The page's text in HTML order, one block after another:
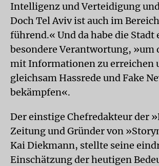
Intelligenz und Verteidigung
Doch Tel Aviv ist auch im
führend.« Und da habe die Stadt
besondere Verantwortung, »um
mit Informationen zu erreichen
gleichsam Hassrede und Fake
bekämpfen«.
Der einstige Chefredakteur der
Zeitung und Gründer von
Kai Diekmann, stellte seine
Einschätzung der heutigen